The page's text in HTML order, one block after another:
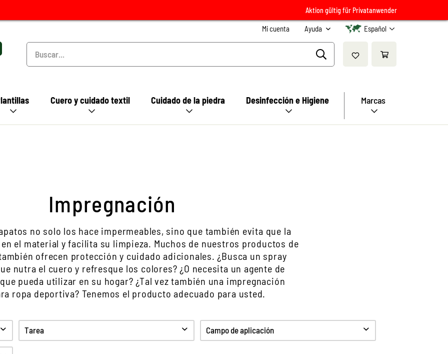
Aktion gültig für Privatanwender
Mi cuenta Ayuda Español
Cuero y cuidado textil Cuidado de la piedra Desinfección e Higiene Marcas
Impregnación
no solo los hace impermeables, sino que también evita que la
el material y facilita su limpieza. Muchos de nuestros productos de
ofrecen protección y cuidado adicionales. ¿Busca un spray
nutra el cuero y refresque los colores? ¿O necesita un agente de
pueda utilizar en su hogar? ¿Tal vez también una impregnación
ropa deportiva? Tenemos el producto adecuado para usted.
Tarea Campo de aplicación